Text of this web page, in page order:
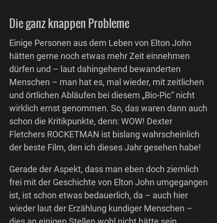
Die ganz knappen Probleme
Einige Personen aus dem Leben von Elton John
hätten gerne noch etwas mehr Zeit einnehmen
dürfen und – laut dahingehend bewanderten
Menschen – man hat es, mal wieder, mit zeitlichen
und örtlichen Abläufen bei diesem „Bio-Pic“ nicht
wirklich ernst genommen. So, das waren dann auch
schon die Kritikpunkte, denn: WOW! Dexter
Fletchers ROCKETMAN ist bislang wahrscheinlich
der beste Film, den ich dieses Jahr gesehen habe!
Gerade der Aspekt, dass man eben doch ziemlich
frei mit der Geschichte von Elton John umgegangen
ist, ist schon etwas bedauerlich, da – auch hier
wieder laut der Erzählung kundiger Menschen –